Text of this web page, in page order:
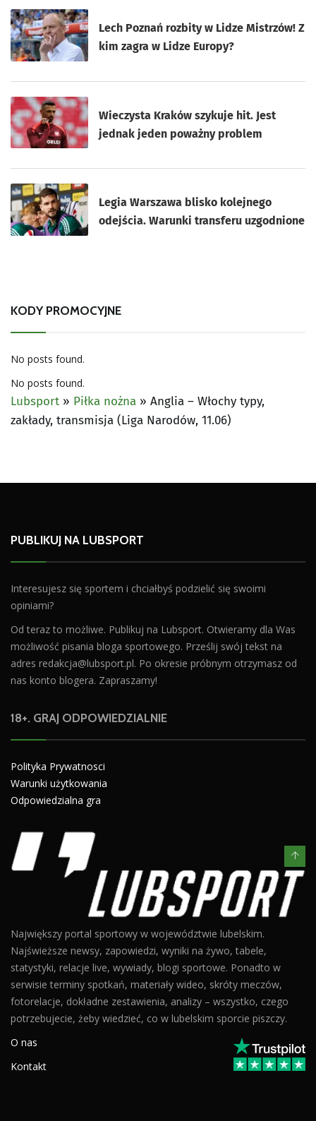
Lech Poznań rozbity w Lidze Mistrzów! Z
kim zagra w Lidze Europy?
Wieczysta Kraków szykuje hit. Jest
jednak jeden poważny problem
Legia Warszawa blisko kolejnego
odejścia. Warunki transferu uzgodnione
KODY PROMOCYJNE
No posts found.
No posts found.
Lubsport » Piłka nożna » Anglia – Włochy typy,
zakłady, transmisja (Liga Narodów, 11.06)
PUBLIKUJ NA LUBSPORT
Interesujesz się sportem i chciałbyś podzielić się swoimi
opiniami?
Od teraz to możliwe. Publikuj na Lubsport. Otwieramy dla Was
możliwość pisania bloga sportowego. Prześlij swój tekst na
adres redakcja@lubsport.pl. Po okresie próbnym otrzymasz od
nas konto blogera. Zapraszamy!
18+. GRAJ ODPOWIEDZIALNIE
Polityka Prywatnosci
Warunki użytkowania
Odpowiedzialna gra
Największy portal sportowy w województwie lubelskim.
Najświeższe newsy, zapowiedzi, wyniki na żywo, tabele,
statystyki, relacje live, wywiady, blogi sportowe. Ponadto w
serwisie terminy spotkań, materiały wideo, skróty meczów,
fotorelacje, dokładne zestawienia, analizy – wszystko, czego
potrzebujecie, żeby wiedzieć, co w lubelskim sporcie piszczy.
O nas
Kontakt